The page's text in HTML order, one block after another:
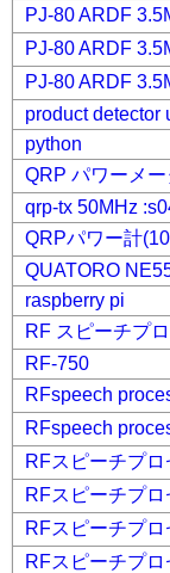
PJ-80 ARDF
PJ-80 ARDF
PJ-80 ARDF
product detector
python
QRP パワーメ
qrp-tx 50MHz
QRPパワー計
QUATORO
raspberry pi
RF スピーチプ
RF-750
RFspeech
RFspeech
RFスピーチプ
RFスピーチプ
RFスピーチプ
RFスピーチプ